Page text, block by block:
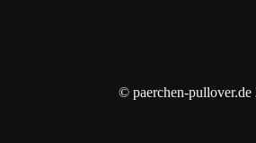
© paerchen-pullover.de